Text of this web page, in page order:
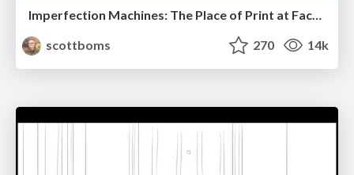
Imperfection Machines: The Place of Print at Facebook
scottboms
270 14k